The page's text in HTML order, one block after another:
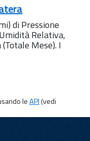
di Pressione
Relativa,
Mese). I
leAPI(vedi